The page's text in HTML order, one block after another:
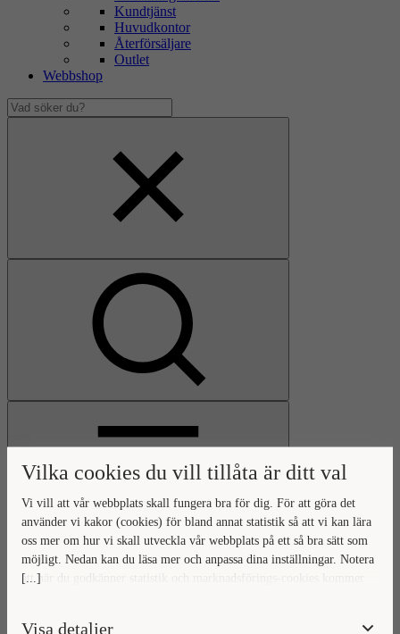
Vilka cookies du vill tillåta är ditt val
[...]
Vi vill att vår webbplats skall fungera bra för dig. För att göra det
använder vi kakor (cookies) för bland annat statistik så att vi kan lära
oss mer om hur vi skall utveckla vår webbplats på ett så bra sätt som
möjligt. Nedan kan du läsa mer och anpassa dina inställningar. Notera
att när du godkänner statistik och marknadsförings-cookies kommer
Visa detaljer
Kundtjänst
Huvudkontor
Återförsäljare
Outlet
Webbshop
Vad
söker
Öppna
huvudmeny
GåStäng
huvudmeny